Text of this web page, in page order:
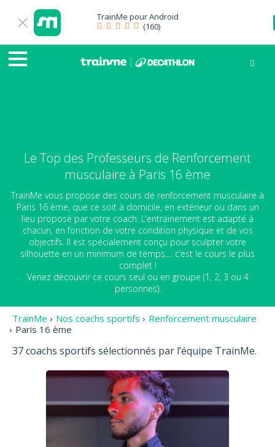
TrainMe pourAndroid
(160)
Le Top des Professeurs de Renforcement
musculaire à Paris 16 ème
TrainMe vous propose des cours de renforcement musculaire à
Paris 16 ème, que ce soit à domicile, en extérieur ou dans un
lieu proposé par votre coach. L’entrainement est adapté à
chacun, en fonction de votre condition physique et de vos
objectifs. Il est spécialement conçu pour sculpter votre
silhouette en un minimum de temps.... c’est le cours le plus
complet !
Venez découvrir ce cours seul ou en groupe (1, 2, 3 ou 4
personnes).
TrainMe › Nos coachs sportifs › Renforcement musculaire
› Paris 16 ème
37 coachs sportifs sélectionnés par l’équipe TrainMe.